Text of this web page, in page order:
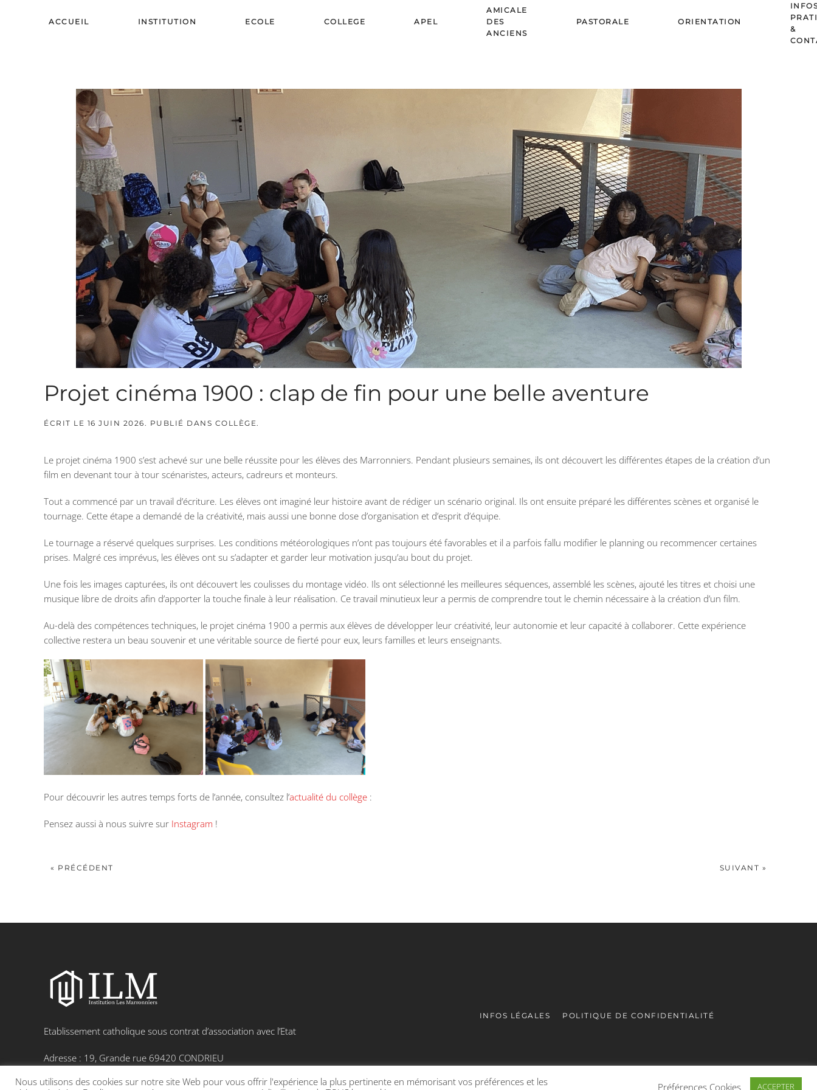
ACCUEIL INSTITUTION ECOLE COLLEGE APEL
AMICALE
DES
ANCIENS
PASTORALE ORIENTATION
&
Projet cinéma 1900 : clap de fin pour une belle aventure
ÉCRIT LE 16 JUIN 2026. PUBLIÉ DANS COLLÈGE.
Le projet cinéma 1900 s’est achevé sur une belle réussite pour les élèves des Marronniers. Pendant plusieurs semaines, ils ont découvert les différentes étapes de la création d’un
film en devenant tour à tour scénaristes, acteurs, cadreurs et monteurs.
Tout a commencé par un travail d’écriture. Les élèves ont imaginé leur histoire avant de rédiger un scénario original. Ils ont ensuite préparé les différentes scènes et organisé le
tournage. Cette étape a demandé de la créativité, mais aussi une bonne dose d’organisation et d’esprit d’équipe.
Le tournage a réservé quelques surprises. Les conditions météorologiques n’ont pas toujours été favorables et il a parfois fallu modifier le planning ou recommencer certaines
prises. Malgré ces imprévus, les élèves ont su s’adapter et garder leur motivation jusqu’au bout du projet.
Une fois les images capturées, ils ont découvert les coulisses du montage vidéo. Ils ont sélectionné les meilleures séquences, assemblé les scènes, ajouté les titres et choisi une
musique libre de droits afin d’apporter la touche finale à leur réalisation. Ce travail minutieux leur a permis de comprendre tout le chemin nécessaire à la création d’un film.
Au-delà des compétences techniques, le projet cinéma 1900 a permis aux élèves de développer leur créativité, leur autonomie et leur capacité à collaborer. Cette expérience
collective restera un beau souvenir et une véritable source de fierté pour eux, leurs familles et leurs enseignants.
Pour découvrir les autres temps forts de l’année, consultez l’actualité du collège :
Pensez aussi à nous suivre sur Instagram !
« PRÉCÉDENT SUIVANT »
Etablissement catholique sous contrat d’association avec l’Etat
Adresse : 19, Grande rue 69420 CONDRIEU
INFOS LÉGALES POLITIQUE DE CONFIDENTIALITÉ
Nous utilisons des cookies sur notre site Web pour vous offrir l'expérience la plus pertinente en mémorisant vos préférences et les
Préférences Cookies ACCEPTER